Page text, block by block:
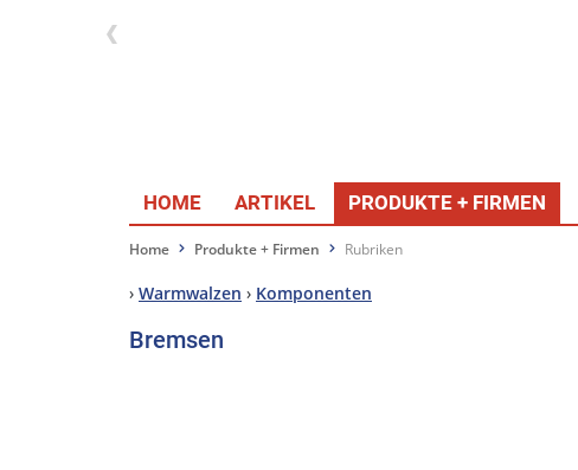
HOME ARTIKEL PRODUKTE + FIRMEN
Home Produkte + Firmen Rubriken
› Warmwalzen › Komponenten
Bremsen